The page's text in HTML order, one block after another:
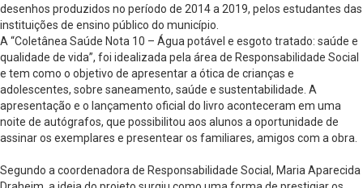
desenhos produzidos no período de 2014 a 2019, pelos estudantes das
instituições de ensino público do município.
A “Coletânea Saúde Nota 10 – Água potável e esgoto tratado: saúde e
qualidade de vida”, foi idealizada pela área de Responsabilidade Social
e tem como o objetivo de apresentar a ótica de crianças e
adolescentes, sobre saneamento, saúde e sustentabilidade. A
apresentação e o lançamento oficial do livro aconteceram em uma
noite de autógrafos, que possibilitou aos alunos a oportunidade de
assinar os exemplares e presentear os familiares, amigos com a obra.
Segundo a coordenadora de Responsabilidade Social, Maria Aparecida